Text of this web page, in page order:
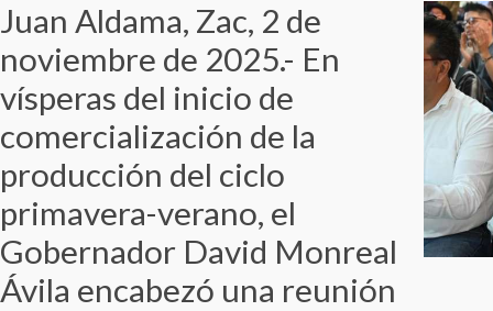
Juan Aldama, Zac, 2 de
noviembre de 2025.- En
vísperas del inicio de
comercialización de la
producción del ciclo
primavera-verano, el
Gobernador David Monreal
Ávila encabezó una reunión